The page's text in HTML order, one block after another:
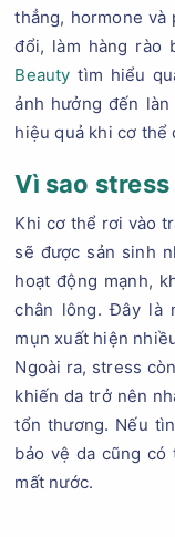
thẳng, hormone
đổi, làm hàng rào
Beauty tìm hiểu
ảnh hưởng đến
hiệu quả khi cơ thể
Vì sao
Khi cơ thể rơi vào
sẽ được sản sinh
hoạt động mạnh,
chân lông. Đây là
mụn xuất hiện
Ngoài ra, stress
khiến da trở nên
tổn thương. Nếu
bảo vệ da cũng
mất nước.